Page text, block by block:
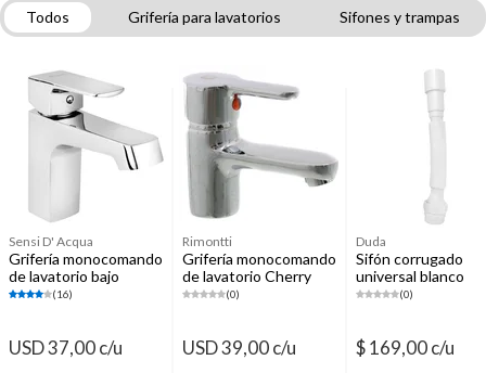
Todos Grifería para lavatorios
Sifones y trampas
Grifería para bidet
Accesorios para baños Plomería
Sensi D' Acqua
Grifería monocomando
de lavatorio bajo
Cagliari(16)
USD 37,00 c/u
Rimontti
Grifería monocomando
de lavatorio Cherry
(0)
USD 39,00 c/u
Duda
Sifón corrugado
universal blanco
(0)
$ 169,00 c/u